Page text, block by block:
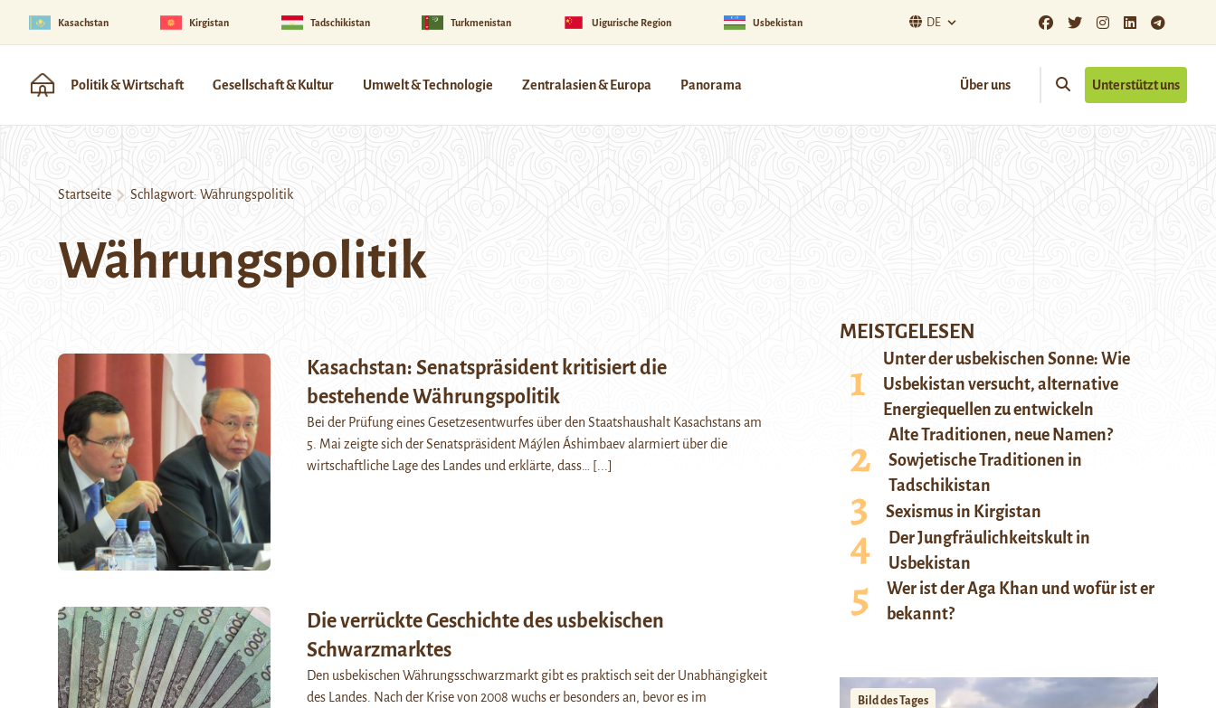
Kasachstan Kirgistan Tadschikistan Turkmenistan Uigurische Region Usbekistan DE
Politik & Wirtschaft Gesellschaft & Kultur Umwelt & Technologie Zentralasien & Europa Panorama Über uns Unterstützt uns
Startseite Schlagwort: Währungspolitik
Währungspolitik
Kasachstan: Senatspräsident kritisiert die
bestehende Währungspolitik
Bei der Prüfung eines Gesetzesentwurfes über den Staatshaushalt Kasachstans am
5. Mai zeigte sich der Senatspräsident Máýlen Áshimbaev alarmiert über die
wirtschaftliche Lage des Landes und erklärte, dass…
[...]
Die verrückte Geschichte des usbekischen
Schwarzmarktes
Den usbekischen Währungsschwarzmarkt gibt es praktisch seit der Unabhängigkeit
des Landes. Nach der Krise von 2008 wuchs er besonders an, bevor es im
MEISTGELESEN
Unter der usbekischen Sonne: Wie
Usbekistan versucht, alternative
Energiequellen zu entwickeln
Alte Traditionen, neue Namen?
Sowjetische Traditionen in
Tadschikistan
Sexismus in Kirgistan
Der Jungfräulichkeitskult in
Usbekistan
Wer ist der Aga Khan und wofür ist er
bekannt?
Bild des Tages